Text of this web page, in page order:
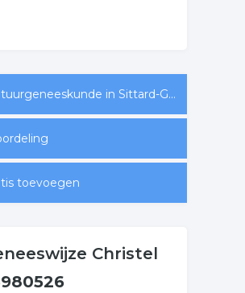
offerte natuurgeneeskunde in Sittard-Geleen
toevoegen
Christel